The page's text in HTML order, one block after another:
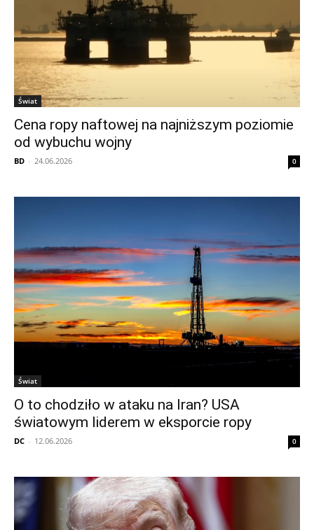
Świat
Cena ropy naftowej na najniższym poziomie
od wybuchu wojny
BD - 24.06.2026 0
Świat
O to chodziło w ataku na Iran? USA
światowym liderem w eksporcie ropy
DC - 12.06.2026 0